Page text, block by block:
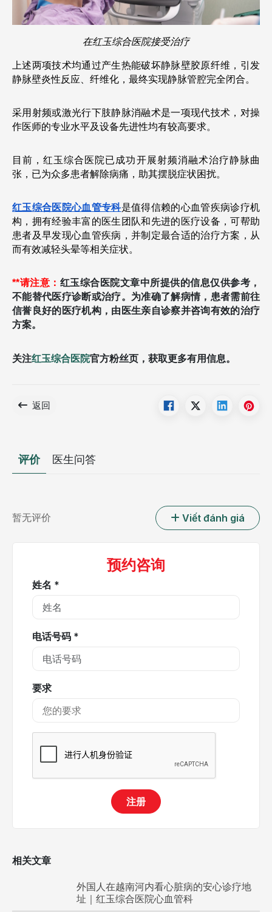
在红玉综合医院接受治疗
上述两项技术均通过产生热能破坏静脉壁胶原纤维，引发
静脉壁炎性反应、纤维化，最终实现静脉管腔完全闭合。
采用射频或激光行下肢静脉消融术是一项现代技术，对操
作医师的专业水平及设备先进性均有较高要求。
目前，红玉综合医院已成功开展射频消融术治疗静脉曲
张，已为众多患者解除病痛，助其摆脱症状困扰。
红玉综合医院心血管专科是值得信赖的心血管疾病诊疗机
构，拥有经验丰富的医生团队和先进的医疗设备，可帮助
患者及早发现心血管疾病，并制定最合适的治疗方案，从
而有效减轻头晕等相关症状。
**请注意： 红玉综合医院文章中所提供的信息仅供参考，
不能替代医疗诊断或治疗。为准确了解病情，患者需前往
信誉良好的医疗机构，由医生亲自诊察并咨询有效的治疗
方案。
关注红玉综合医院官方粉丝页，获取更多有用信息。
返回
评价 医生问答
暂无评价 Viết đánh giá
预约咨询
姓名 *
电话号码 *
要求
注册
相关文章
外国人在越南河内看心脏病的安心诊疗地
址｜红玉综合医院心血管科